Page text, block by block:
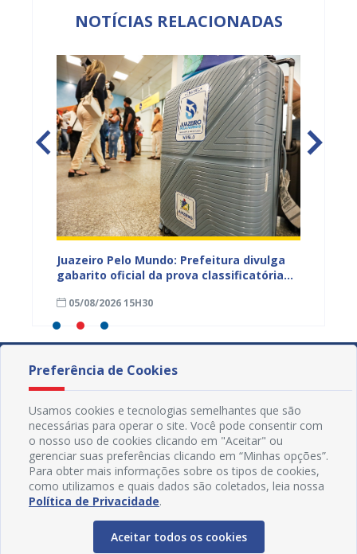
NOTÍCIAS RELACIONADAS
Juazeiro Pelo Mundo: Prefeitura divulga
gabarito oficial da prova classificatória
05/08/2026 15H30
Preferência de Cookies
Usamos cookies e tecnologias semelhantes que são
necessárias para operar o site. Você pode consentir com
o nosso uso de cookies clicando em "Aceitar" ou
gerenciar suas preferências clicando em “Minhas opções”.
Para obter mais informações sobre os tipos de cookies,
como utilizamos e quais dados são coletados, leia nossa
Política de Privacidade.
Aceitar todos os cookies